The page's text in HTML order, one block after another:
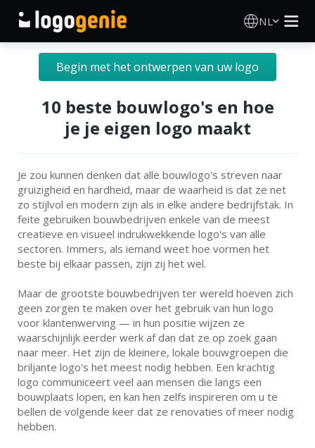
NL
Logo Maken
AI logogenerator
Logo-ideeën
Gedrukte producten
Over
Blog
INLOGGEN
Begin met het ontwerpen van uw logo
10 beste bouwlogo's en hoe
je je eigen logo maakt
Je zou kunnen denken dat alle bouwlogo's streven naar
gruizigheid en hardheid, maar de waarheid is dat ze net
zo stijlvol en modern zijn als in elke andere bedrijfstak. In
feite gebruiken bouwbedrijven enkele van de meest
creatieve en visueel indrukwekkende logo's van alle
sectoren. Immers, als iemand weet hoe vormen het
beste bij elkaar passen, zijn zij het wel.
Maar de grootste bouwbedrijven ter wereld hoeven zich
geen zorgen te maken over het gebruik van hun logo
voor klantenwerving — in hun positie wijzen ze
waarschijnlijk eerder werk af dan dat ze op zoek gaan
naar meer. Het zijn de kleinere, lokale bouwgroepen die
briljante logo's het meest nodig hebben. Een krachtig
logo communiceert veel aan mensen die langs een
bouwplaats lopen, en kan hen zelfs inspireren om u te
bellen de volgende keer dat ze renovaties of meer nodig
hebben.